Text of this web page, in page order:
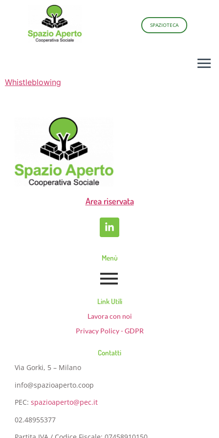
SPAZIOTECA
Whistleblowing
Area riservata
Menù
Link Utili
Lavora con noi
Privacy Policy - GDPR
Contatti
Via Gorki, 5 – Milano
info@spazioaperto.coop
PEC: spazioaperto@pec.it
02.48955377